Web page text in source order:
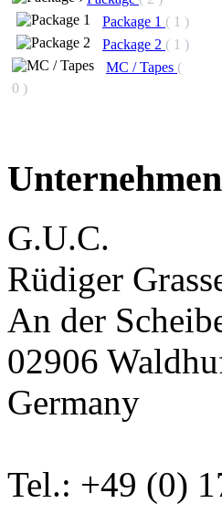
Package 1 ( 1 )
Package 2 ( 1 )
MC / Tapes (
0 )
Unternehmen
G.U.C.
Rüdiger
An der
02906
Germany
Tel.: +49 (0)